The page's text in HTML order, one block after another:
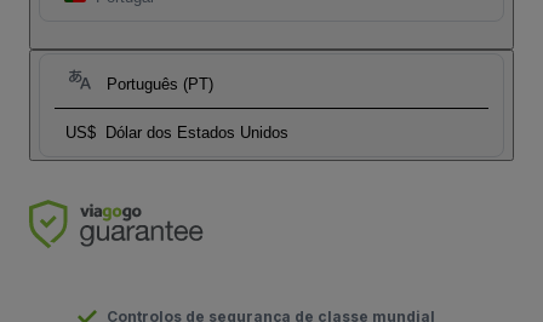
Português (PT)
US$ Dólar dos Estados Unidos
Controlos de segurança de classe mundial